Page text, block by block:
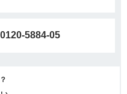
0120-5884-05